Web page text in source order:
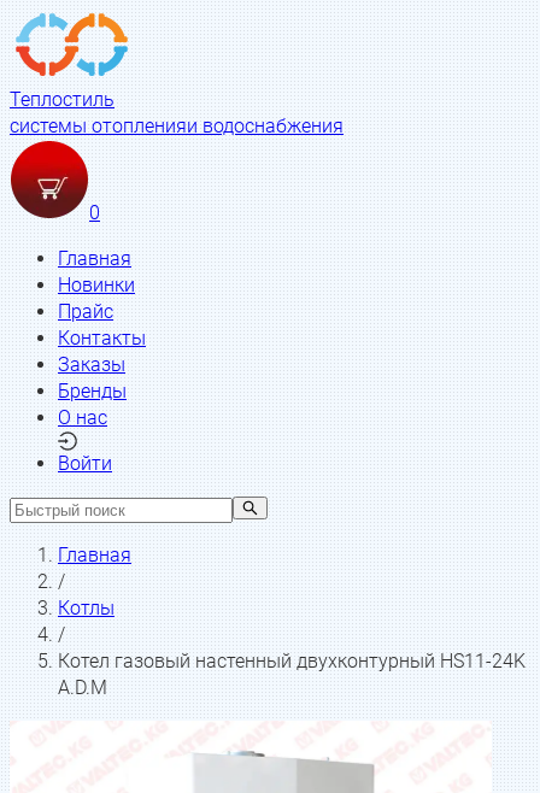
Теплостиль
системы отопленияи водоснабжения
0
Главная
Новинки
Прайс
Контакты
Заказы
Бренды
О нас
Войти
Главная
/
Котлы
/
Котел газовый настенный двухконтурный HS11-24K
A.D.M